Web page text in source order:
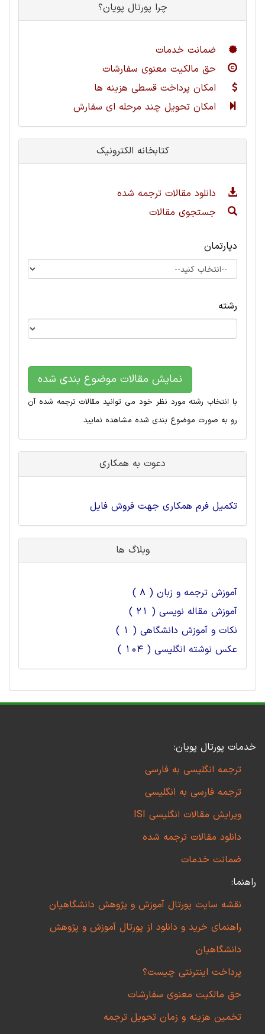
چرا پورتال پویان؟
ضمانت خدمات
حق مالکیت معنوی سفارشات
امکان پرداخت قسطی هزینه ها
امکان تحویل چند مرحله ای سفارش
کتابخانه الکترونیک
دانلود مقالات ترجمه شده
جستجوی مقالات
دپارتمان
رشته
نمایش مقالات موضوع بندی شده
با انتخاب رشته مورد نظر خود می توانید مقالات ترجمه شده آن
رو به صورت موضوع بندی شده مشاهده نمایید
دعوت به همکاری
تکمیل فرم همکاری جهت فروش فایل
وبلاگ ها
آموزش ترجمه و زبان ( 8 )
آموزش مقاله نویسی ( 21 )
نکات و آموزش دانشگاهی ( 1 )
عکس نوشته انگلیسی ( 104 )
خدمات پورتال پویان:
ترجمه انگلیسی به فارسی
ترجمه فارسی به انگلیسی
ویرایش مقالات انگلیسی ISI
دانلود مقالات ترجمه شده
ضمانت خدمات
راهنما:
نقشه سایت پورتال آموزش و پژوهش دانشگاهیان
راهنمای خرید و دانلود از پورتال آموزش و پژوهش
دانشگاهیان
پرداخت اینترنتی چیست؟
حق مالکیت معنوی سفارشات
تخمین هزینه و زمان تحویل ترجمه